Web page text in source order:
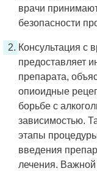
врачи
безопасности
Консультация с
предоставляет
препарата,
опиоидные
борьбе с
зависимостью.
этапы
введения
лечения. Важной